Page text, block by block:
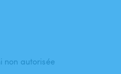
non autorisée